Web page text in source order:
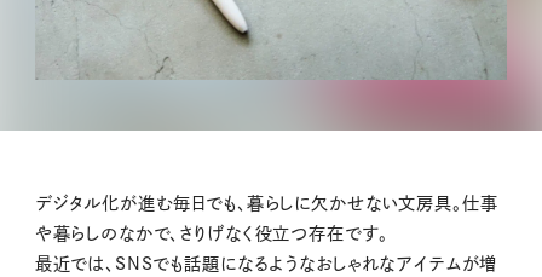
デジタル化が進む毎日でも、暮らしに欠かせない文房具。仕事
や暮らしのなかで、さりげなく役立つ存在です。
最近では、SNSでも話題になるようなおしゃれなアイテムが増